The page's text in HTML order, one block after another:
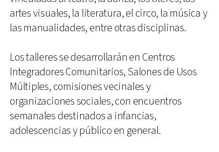
artes visuales, la literatura, el circo, la música y
las manualidades, entre otras disciplinas.
Los talleres se desarrollarán en Centros
Integradores Comunitarios, Salones de Usos
Múltiples, comisiones vecinales y
organizaciones sociales, con encuentros
semanales destinados a infancias,
adolescencias y público en general.